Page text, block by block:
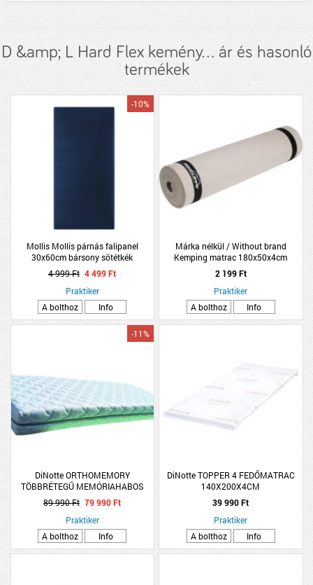
D &amp; L Hard Flex kemény... ár és hasonló
termékek
Mollis Mollis párnás falipanel
30x60cm bársony sötétkék
-10%
4 999 Ft 4 499 Ft
Praktiker
A bolthoz
Info
Márka nélkül / Without brand
Kemping matrac 180x50x4cm
polietilén 3-féle színben
2 199 Ft
Praktiker
A bolthoz
Info
DiNotte ORTHOMEMORY
TÖBBRÉTEGŰ MEMÓRIAHABOS
MATRAC 180X200X19CM
-11%
89 990 Ft 79 990 Ft
Praktiker
A bolthoz
Info
DiNotte TOPPER 4 FEDŐMATRAC
140X200X4CM
39 990 Ft
Praktiker
A bolthoz
Info